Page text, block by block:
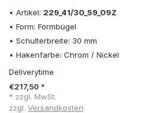
• Artikel: 229_41/30_59_09Z
• Form: Formbügel
• Schulterbreite: 30 mm
• Hakenfarbe: Chrom / Nickel
Deliverytime
€217,50 *
* zzgl. MwSt.
zzgl. Versandkosten